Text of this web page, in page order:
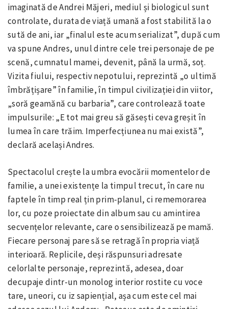
imaginată de Andrei Măjeri, mediul și biologicul sunt
controlate, durata de viață umană a fost stabilită la o
sută de ani, iar „finalul este acum serializat”, după cum
va spune Andres, unul dintre cele trei personaje de pe
scenă, cumnatul mamei, devenit, până la urmă, soț.
Vizita fiului, respectiv nepotului, reprezintă „o ultimă
îmbrățișare” în familie, în timpul civilizației din viitor,
„soră geamănă cu barbaria”, care controlează toate
impulsurile: „E tot mai greu să găsești ceva greșit în
lumea în care trăim. Imperfecțiunea nu mai există”,
declară același Andres.
Spectacolul crește la umbra evocării momentelor de
familie, a unei existențe la timpul trecut, în care nu
faptele în timp real țin prim-planul, ci rememorarea
lor, cu poze proiectate din album sau cu amintirea
secvențelor relevante, care o sensibilizează pe mamă.
Fiecare personaj pare să se retragă în propria viață
interioară. Replicile, deși răspunsuri adresate
celorlalte personaje, reprezintă, adesea, doar
decupaje dintr-un monolog interior rostite cu voce
tare, uneori, cu iz sapiențial, așa cum este cel mai